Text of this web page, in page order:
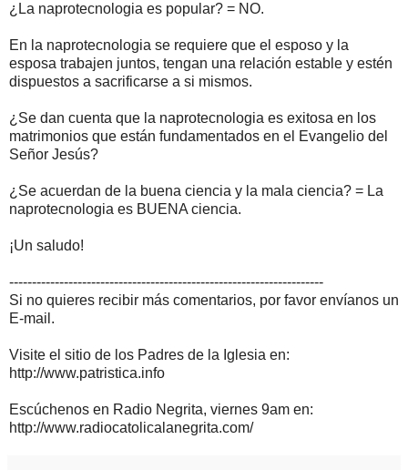
¿La naprotecnologia es popular? = NO.
En la naprotecnologia se requiere que el esposo y la
esposa trabajen juntos, tengan una relación estable y estén
dispuestos a sacrificarse a si mismos.
¿Se dan cuenta que la naprotecnologia es exitosa en los
matrimonios que están fundamentados en el Evangelio del
Señor Jesús?
¿Se acuerdan de la buena ciencia y la mala ciencia? = La
naprotecnologia es BUENA ciencia.
¡Un saludo!
---------------------------------------------------------------------
Si no quieres recibir más comentarios, por favor envíanos un
E-mail.
Visite el sitio de los Padres de la Iglesia en:
http://www.patristica.info
Escúchenos en Radio Negrita, viernes 9am en:
http://www.radiocatolicalanegrita.com/